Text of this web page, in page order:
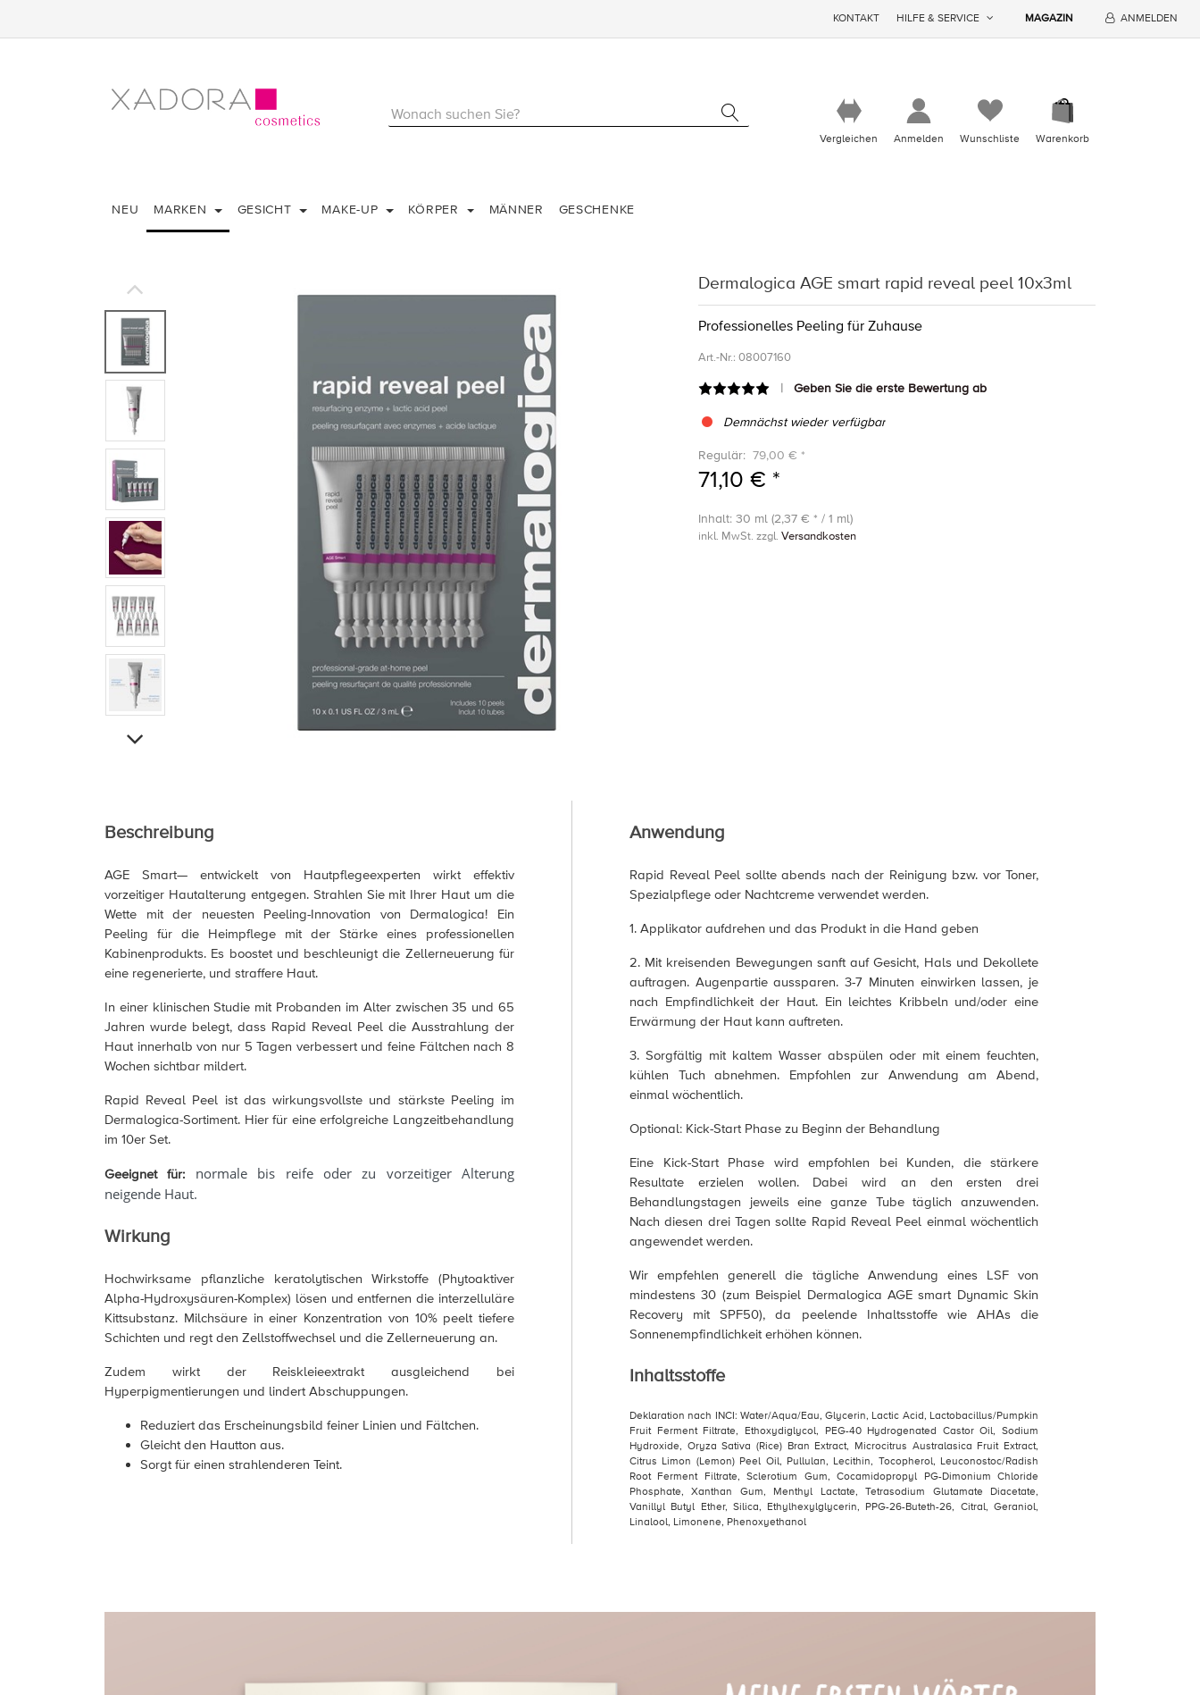
KONTAKT HILFE & SERVICE MAGAZIN ANMELDEN
Vergleichen Anmelden Wunschliste Warenkorb
NEU MARKEN GESICHT MAKE-UP KÖRPER MÄNNER GESCHENKE
Dermalogica AGE smart rapid reveal peel 10x3ml
Professionelles Peeling für Zuhause
Art.-Nr.: 08007160
Geben Sie die erste Bewertung ab
Demnächst wieder verfügbar
Regulär: 79,00 € *
71,10 € *
Inhalt: 30 ml (2,37 € * / 1 ml)
inkl. MwSt. zzgl. Versandkosten
Beschreibung
AGE Smart— entwickelt von Hautpflegeexperten wirkt effektiv
vorzeitiger Hautalterung entgegen. Strahlen Sie mit Ihrer Haut um die
Wette mit der neuesten Peeling-Innovation von Dermalogica! Ein
Peeling für die Heimpflege mit der Stärke eines professionellen
Kabinenprodukts. Es boostet und beschleunigt die Zellerneuerung für
eine regenerierte, und straffere Haut.
In einer klinischen Studie mit Probanden im Alter zwischen 35 und 65
Jahren wurde belegt, dass Rapid Reveal Peel die Ausstrahlung der
Haut innerhalb von nur 5 Tagen verbessert und feine Fältchen nach 8
Wochen sichtbar mildert.
Rapid Reveal Peel ist das wirkungsvollste und stärkste Peeling im
Dermalogica-Sortiment. Hier für eine erfolgreiche Langzeitbehandlung
im 10er Set.
Geeignet für:
normale bis reife oder zu vorzeitiger Alterung
neigende Haut.
Wirkung
Hochwirksame pflanzliche keratolytischen Wirkstoffe (Phytoaktiver
Alpha-Hydroxysäuren-Komplex) lösen und entfernen die interzelluläre
Kittsubstanz. Milchsäure in einer Konzentration von 10% peelt tiefere
Schichten und regt den Zellstoffwechsel und die Zellerneuerung an.
Zudem wirkt der Reiskleieextrakt ausgleichend bei
Hyperpigmentierungen und lindert Abschuppungen.
Reduziert das Erscheinungsbild feiner Linien und Fältchen.
Gleicht den Hautton aus.
Sorgt für einen strahlenderen Teint.
Anwendung
Rapid Reveal Peel sollte abends nach der Reinigung bzw. vor Toner,
Spezialpflege oder Nachtcreme verwendet werden.
1. Applikator aufdrehen und das Produkt in die Hand geben
2. Mit kreisenden Bewegungen sanft auf Gesicht, Hals und Dekollete
auftragen. Augenpartie aussparen. 3-7 Minuten einwirken lassen, je
nach Empfindlichkeit der Haut. Ein leichtes Kribbeln und/oder eine
Erwärmung der Haut kann auftreten.
3. Sorgfältig mit kaltem Wasser abspülen oder mit einem feuchten,
kühlen Tuch abnehmen. Empfohlen zur Anwendung am Abend,
einmal wöchentlich.
Optional: Kick-Start Phase zu Beginn der Behandlung
Eine Kick-Start Phase wird empfohlen bei Kunden, die stärkere
Resultate erzielen wollen. Dabei wird an den ersten drei
Behandlungstagen jeweils eine ganze Tube täglich anzuwenden.
Nach diesen drei Tagen sollte Rapid Reveal Peel einmal wöchentlich
angewendet werden.
Wir empfehlen generell die tägliche Anwendung eines LSF von
mindestens 30 (zum Beispiel Dermalogica AGE smart Dynamic Skin
Recovery mit SPF50), da peelende Inhaltsstoffe wie AHAs die
Sonnenempfindlichkeit erhöhen können.
Inhaltsstoffe
Deklaration nach INCI: Water/Aqua/Eau, Glycerin, Lactic Acid, Lactobacillus/Pumpkin
Fruit Ferment Filtrate, Ethoxydiglycol, PEG-40 Hydrogenated Castor Oil, Sodium
Hydroxide, Oryza Sativa (Rice) Bran Extract, Microcitrus Australasica Fruit Extract,
Citrus Limon (Lemon) Peel Oil, Pullulan, Lecithin, Tocopherol, Leuconostoc/Radish
Root Ferment Filtrate, Sclerotium Gum, Cocamidopropyl PG-Dimonium Chloride
Phosphate, Xanthan Gum, Menthyl Lactate, Tetrasodium Glutamate Diacetate,
Vanillyl Butyl Ether, Silica, Ethylhexylglycerin, PPG-26-Buteth-26, Citral, Geraniol,
Linalool, Limonene, Phenoxyethanol